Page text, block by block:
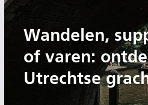
Wandelen,
of varen:
Utrechtse